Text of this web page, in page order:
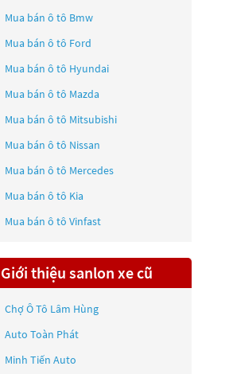
Mua bán ô tô Bmw
Mua bán ô tô Ford
Mua bán ô tô Hyundai
Mua bán ô tô Mazda
Mua bán ô tô Mitsubishi
Mua bán ô tô Nissan
Mua bán ô tô Mercedes
Mua bán ô tô Kia
Mua bán ô tô Vinfast
Giới thiệu sanlon xe cũ
Chợ Ô Tô Lâm Hùng
Auto Toàn Phát
Minh Tiến Auto